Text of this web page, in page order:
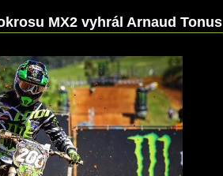
MX2 vyhrál Arnaud Tonus